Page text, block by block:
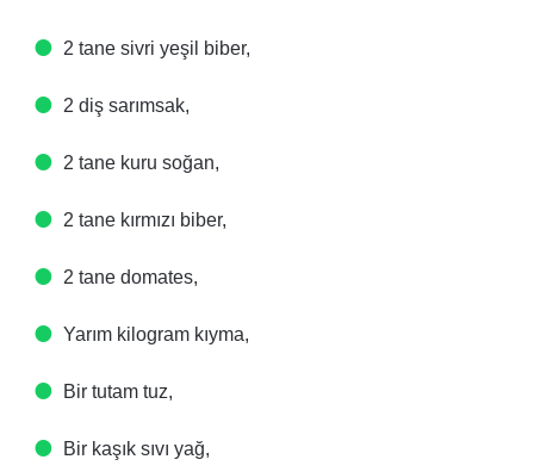
2 tane sivri yeşil biber,
2 diş sarımsak,
2 tane kuru soğan,
2 tane kırmızı biber,
2 tane domates,
Yarım kilogram kıyma,
Bir tutam tuz,
Bir kaşık sıvı yağ,